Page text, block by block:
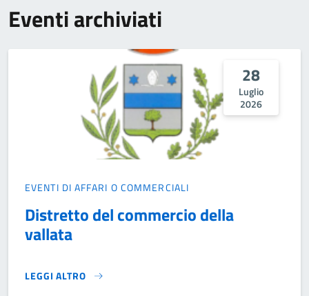
Eventi archiviati
28
Luglio
2026
EVENTI DI AFFARI O COMMERCIALI
Distretto del commercio della
vallata
LEGGI ALTRO
DISTRETTO DEL COMMERCIO DELLA VALLATA}